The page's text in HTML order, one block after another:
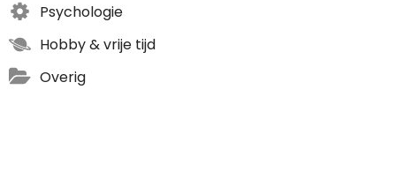
Psychologie
Hobby & vrije tijd
Overig